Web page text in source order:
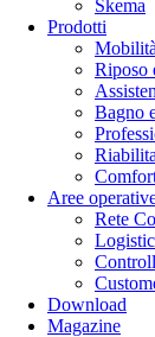
Skema
Prodotti
Riposo
Bagno
Aree
Rete
Download
Magazine